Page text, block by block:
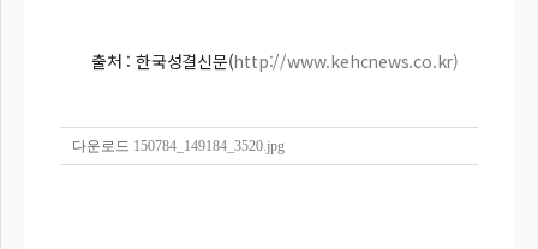
출처 : 한국성결신문(http://www.kehcnews.co.kr)
다운로드 150784_149184_3520.jpg